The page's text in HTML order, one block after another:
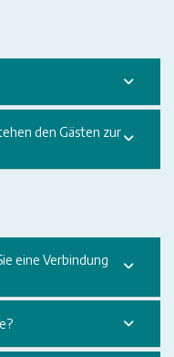
den Gästen zur
eine Verbindung